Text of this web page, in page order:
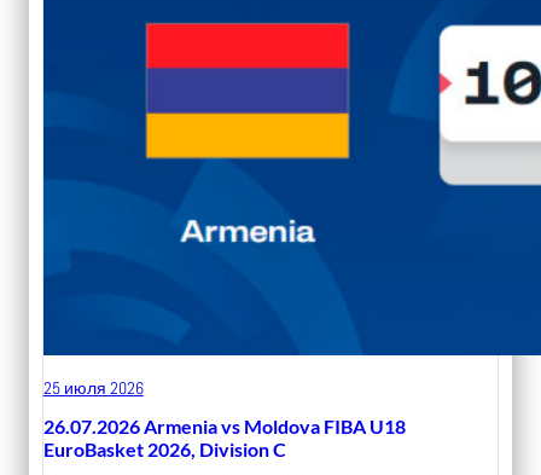
25 июля 2026
26.07.2026 Armenia vs Moldova FIBA U18
EuroBasket 2026, Division C